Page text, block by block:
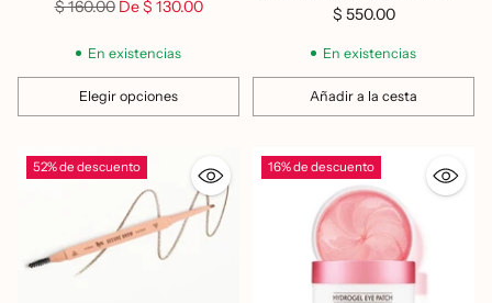
Glutathione Eye Cream
Precio
$ 160.00 De $ 130.00
En existencias
Elegir opciones
Cantidad
Retinal Liposome 4% +
Fermented Bean
$ 550.00
En existencias
Añadir a la cesta
Cantidad
52% de descuento 16% de descuento